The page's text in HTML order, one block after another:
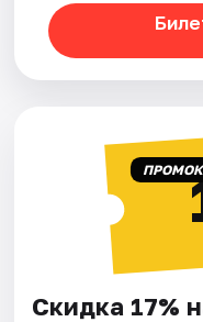
Скидка 17%